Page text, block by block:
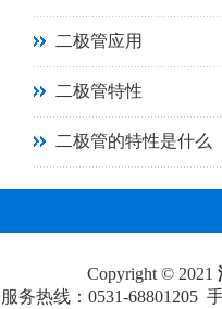
二极管应用
二极管特性
二极管的特性是什么
Copyright © 2021
服务热线：0531-68801205